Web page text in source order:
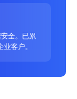
全。已累
客户。